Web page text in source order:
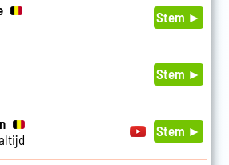
Stem ►
Stem ►
Stem ►